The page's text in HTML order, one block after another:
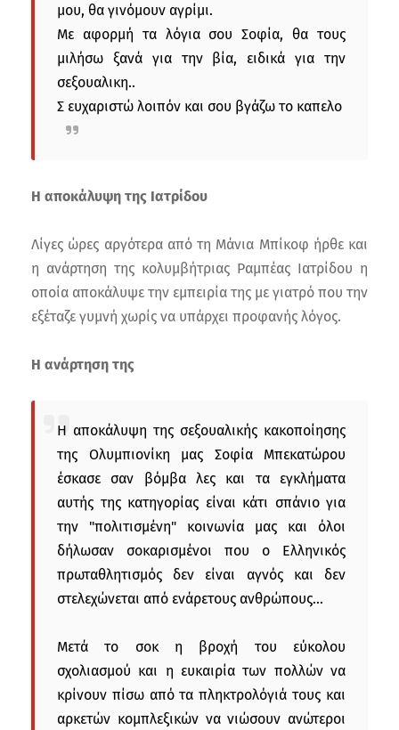
μου, θα γινόμουν αγρίμι.
Με αφορμή τα λόγια σου Σοφία, θα τους
μιλήσω ξανά για την βία, ειδικά για την
σεξουαλικη..
Σ ευχαριστώ λοιπόν και σου βγάζω το καπελο
Η αποκάλυψη της Ιατρίδου
Λίγες ώρες αργότερα από τη Μάνια Μπίκοφ ήρθε και
η ανάρτηση της κολυμβήτριας Ραμπέας Ιατρίδου η
οποία αποκάλυψε την εμπειρία της με γιατρό που την
εξέταζε γυμνή χωρίς να υπάρχει προφανής λόγος.
Η ανάρτηση της
H αποκάλυψη της σεξουαλικής κακοποίησης
της Ολυμπιονίκη μας Σοφία Μπεκατώρου
έσκασε σαν βόμβα λες και τα εγκλήματα
αυτής της κατηγορίας είναι κάτι σπάνιο για
την "πολιτισμένη" κοινωνία μας και όλοι
δήλωσαν σοκαρισμένοι που ο Ελληνικός
πρωταθλητισμός δεν είναι αγνός και δεν
στελεχώνεται από ενάρετους ανθρώπους...
Μετά το σοκ η βροχή του εύκολου
σχολιασμού και η ευκαιρία των πολλών να
κρίνουν πίσω από τα πληκτρολόγιά τους και
αρκετών κομπλεξικών να νιώσουν ανώτεροι